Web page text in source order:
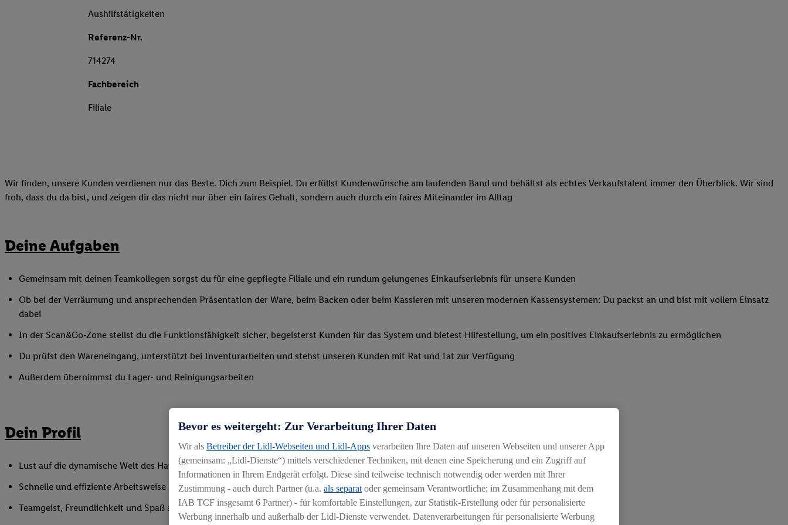
Aushilfstätigkeiten
Referenz-Nr.
714274
Fachbereich
Filiale
Wir finden, unsere Kunden verdienen nur das Beste. Dich zum Beispiel. Du erfüllst Kundenwünsche am laufenden Band und behältst als echtes Verkaufstalent immer den Überblick. Wir sind
froh, dass du da bist, und zeigen dir das nicht nur über ein faires Gehalt, sondern auch durch ein faires Miteinander im Alltag
Deine Aufgaben
Gemeinsam mit deinen Teamkollegen sorgst du für eine gepflegte Filiale und ein rundum gelungenes Einkaufserlebnis für unsere Kunden
Ob bei der Verräumung und ansprechenden Präsentation der Ware, beim Backen oder beim Kassieren mit unseren modernen Kassensystemen: Du packst an und bist mit vollem Einsatz
dabei
In der Scan&Go-Zone stellst du die Funktionsfähigkeit sicher, begeisterst Kunden für das System und bietest Hilfestellung, um ein positives Einkaufserlebnis zu ermöglichen
Du prüfst den Wareneingang, unterstützt bei Inventurarbeiten und stehst unseren Kunden mit Rat und Tat zur Verfügung
Außerdem übernimmst du Lager- und Reinigungsarbeiten
Dein Profil
Lust auf die dynamische Welt des Handels, gerne auch als Quereinsteiger
Schnelle und effiziente Arbeitsweise sowie Anpassungsfähigkeit an wechselnde Aufgaben
Teamgeist, Freundlichkeit und Spaß am Umgang mit Menschen
Bevor es weitergeht: Zur Verarbeitung Ihrer Daten
Wir als Betreiber der Lidl-Webseiten und Lidl-Apps verarbeiten Ihre Daten auf unseren Webseiten und unserer App
(gemeinsam: „Lidl-Dienste“) mittels verschiedener Techniken, mit denen eine Speicherung und ein Zugriff auf
Informationen in Ihrem Endgerät erfolgt. Diese sind teilweise technisch notwendig oder werden mit Ihrer
Zustimmung - auch durch Partner (u.a. als separat oder gemeinsam Verantwortliche; im Zusammenhang mit dem
IAB TCF insgesamt 6 Partner) - für komfortable Einstellungen, zur Statistik-Erstellung oder für personalisierte
Werbung innerhalb und außerhalb der Lidl-Dienste verwendet. Datenverarbeitungen für personalisierte Werbung